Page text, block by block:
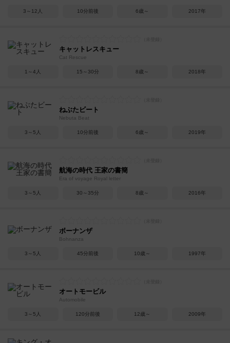
3～12人 10分前後 6歳～ 2017年
キャットレスキュー
Cat Rescue
1～4人 15～30分 8歳～ 2018年
ねぶたビート
Nebuta Beat
3～5人 10分前後 6歳～ 2019年
航海の時代 王家の書簡
Era of voyage Royal letter
3～5人 30～35分 8歳～ 2016年
ボーナンザ
Bohnanza
3～5人 45分前後 10歳～ 1997年
オートモービル
Automobile
3～5人 120分前後 12歳～ 2009年